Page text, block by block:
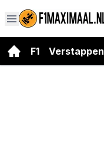
F1 Verstappen